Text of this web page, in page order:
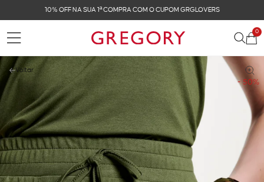
10% OFF NA SUA 1ª COMPRA COM O CUPOM GRGLOVERS
0
- 50%
Voltar